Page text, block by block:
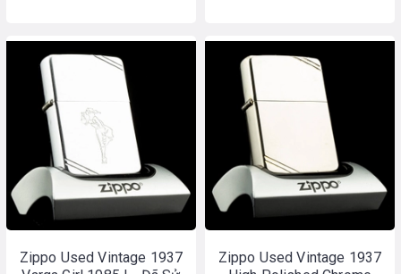
Zippo Used Vintage 1937
Zippo Used Vintage 1937